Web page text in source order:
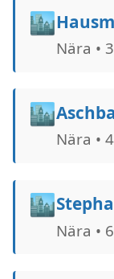
🏙️
Nära •
🏙️
Nära •
🏙️
Nära •